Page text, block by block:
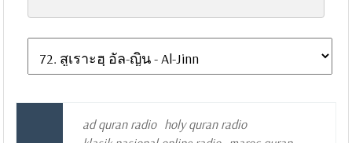
ad quran radio holy quran radio